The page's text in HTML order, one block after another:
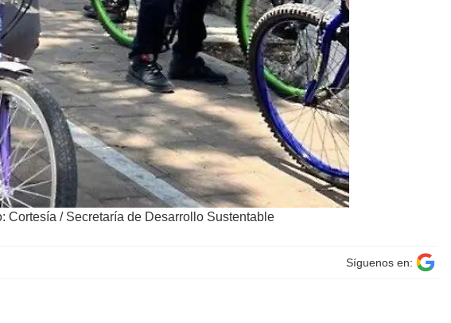
Cortesía / Secretaría de Desarrollo Sustentable
Síguenos en: